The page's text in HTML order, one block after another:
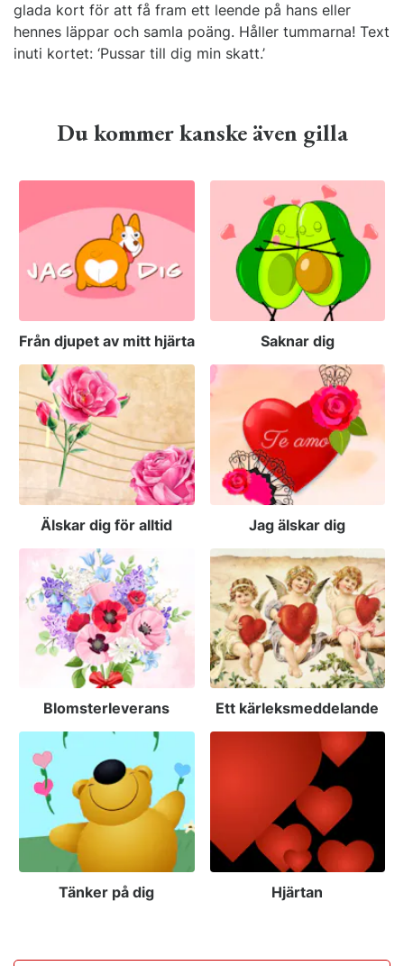
glada kort för att få fram ett leende på hans eller
hennes läppar och samla poäng. Håller tummarna! Text
inuti kortet: ‘Pussar till dig min skatt.’
Du kommer kanske även gilla
Från djupet av mitt hjärta Saknar dig
Älskar dig för alltid Jag älskar dig
Blomsterleverans Ett kärleksmeddelande
Tänker på dig Hjärtan